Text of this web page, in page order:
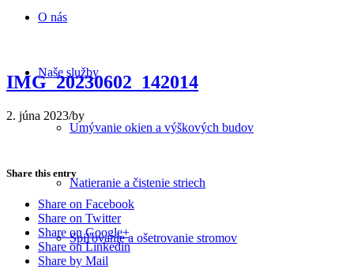
O nás
Naše služby
Umývanie okien a výškových budov
Natieranie a čistenie striech
Spiľovanie a ošetrovanie stromov
IMG_20230602_142014
2. júna 2023/by
Share this entry
Share on Facebook
Share on Twitter
Share on Google+
Share on Linkedin
Share by Mail